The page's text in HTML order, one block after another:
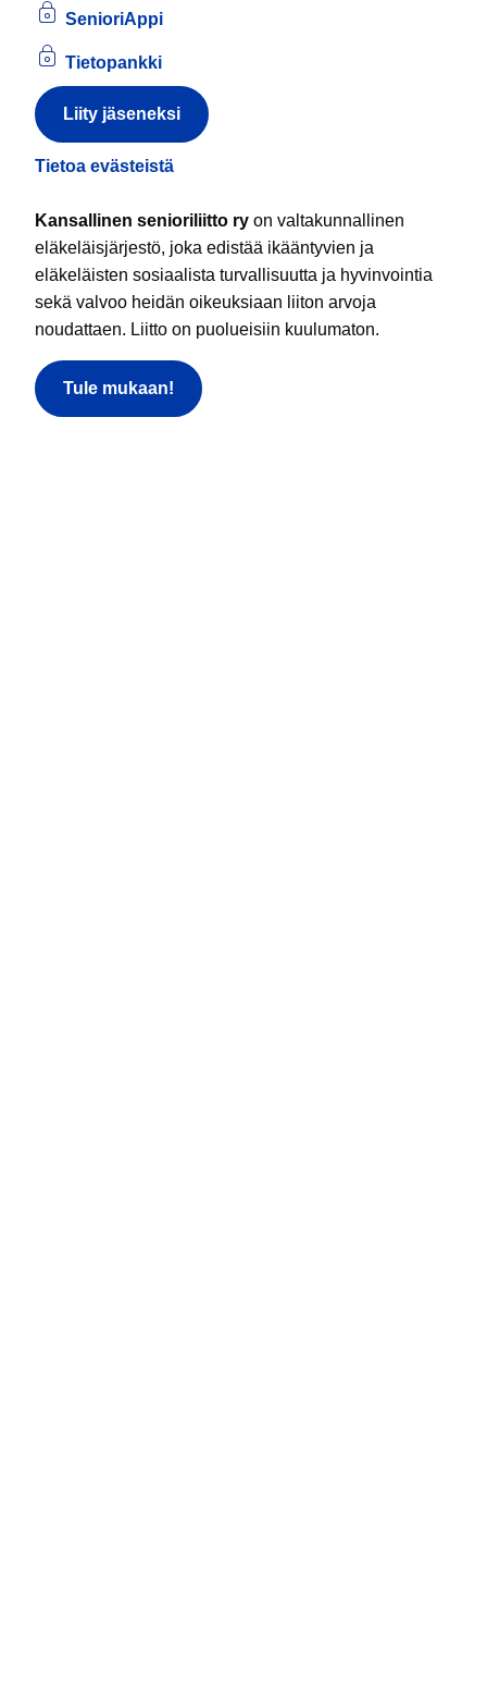
SenioriAppi
Tietopankki
Liity jäseneksi
Tietoa evästeistä
Kansallinen senioriliitto ry on valtakunnallinen
eläkeläisjärjestö, joka edistää ikääntyvien ja
eläkeläisten sosiaalista turvallisuutta ja hyvinvointia
sekä valvoo heidän oikeuksiaan liiton arvoja
noudattaen. Liitto on puolueisiin kuulumaton.
Tule mukaan!